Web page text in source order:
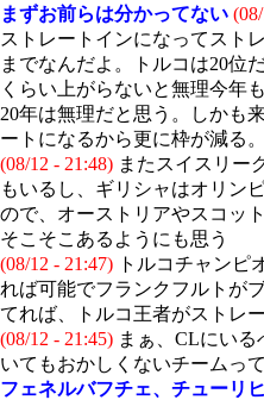
まずお前らは分かってない
ストレートインになってスト
までなんだよ。トルコは20位
くらい上がらないと無理今年
20年は無理だと思う。しかも
ートになるから更に枠が減る。
(08/12 - 21:48) またスイスリー
もいるし、ギリシャはオリン
ので、オーストリアやスコッ
そこそこあるようにも思う
(08/12 - 21:47) トルコチャンピ
れば可能でフランクフルトが
てれば、トルコ王者がストレ
(08/12 - 21:45) まぁ、CLにいる
いてもおかしくないチームっ
フェネルバフチェ、チューリ